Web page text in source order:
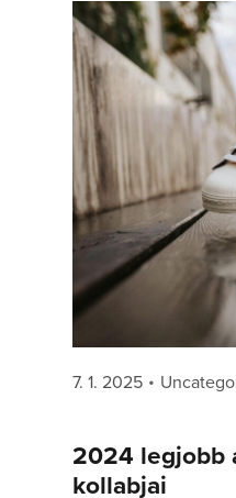
Posted
7. 1. 2025
2024 legjobb
kollabjai